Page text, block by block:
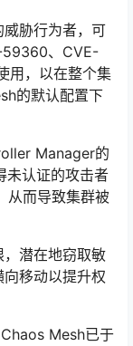
胁行为者，可
、CVE-
，以在整个集
的默认配置下
Manager的
未认证的攻击者
从而导致集群被
潜在地窃取敏
移动以提升权
Mesh已于